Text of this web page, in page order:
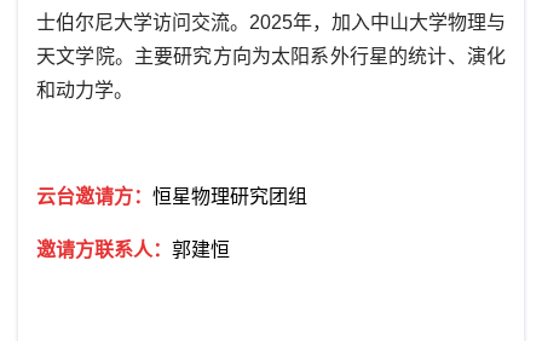
士伯尔尼大学访问交流。 2025年，加入中山大学物理与
天文学院。主要研究方向为太阳系外行星的统计、演化
和动力学。
云台邀请方： 恒星物理研究团组
邀请方联系人： 郭建恒